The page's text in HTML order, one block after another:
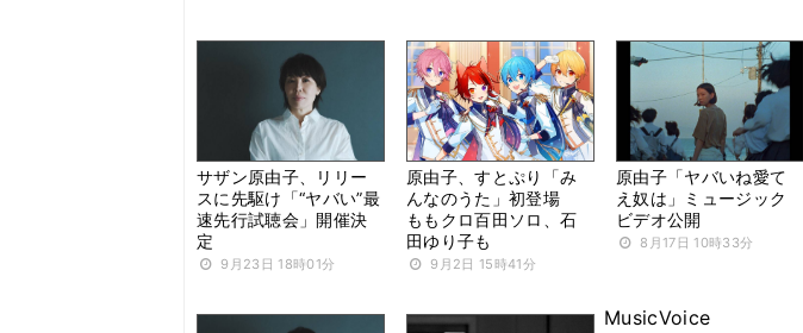
サザン原由子、リリー
スに先駆け「“ヤバい”最
速先行試聴会」開催決
定
9月23日 18時01分
原由子、すとぷり「み
んなのうた」初登場
ももクロ百田ソロ、石
田ゆり子も
9月2日 15時41分
原由子「ヤバいね愛て
え奴は」ミュージック
ビデオ公開
8月17日 10時33分
MusicVoice